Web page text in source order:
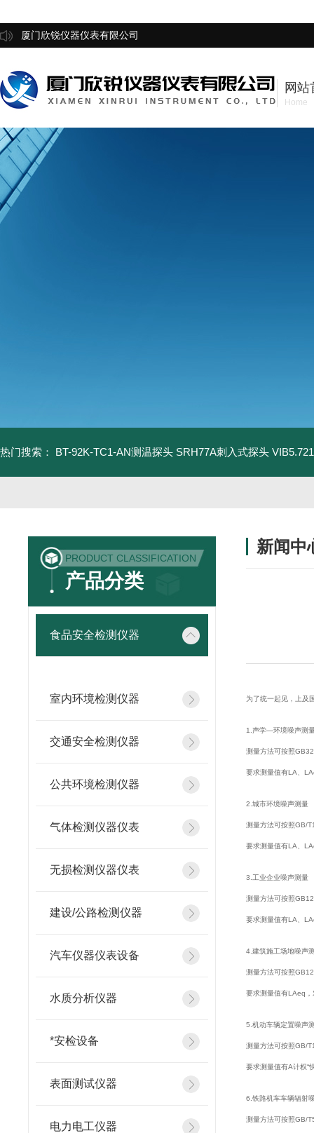
厦门欣锐仪器仪表有限公司
网站
Home
热门搜索： BT-92K-TC1-AN测温探头 SRH77A刺入式探头
PRODUCT CLASSIFICATION
产品分类
食品安全检测仪器
室内环境检测仪器
交通安全检测仪器
公共环境检测仪器
气体检测仪器仪表
无损检测仪器仪表
建设/公路检测仪器
汽车仪器仪表设备
水质分析仪器
*安检设备
表面测试仪器
电力电工仪器
新闻中
为了统一起见，上及
1.声学—环境噪
测量方法可按照
要求测量值有LA、
2.城市环境噪声
测量方法可按照
要求测量值有LA、
3.工业企业噪声
测量方法可按照
要求测量值有LA、
4.建筑施工场地
测量方法可按照
要求测量值有LAeq
5.机动车辆定置
测量方法可按照
要求测量值有A计权“
6.铁路机车车辆辐
测量方法可按照